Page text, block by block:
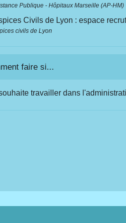
Publique - Hôpitaux Marseille (AP-HM)
Civils de Lyon : espace
civils de Lyon
faire si...
travailler dans